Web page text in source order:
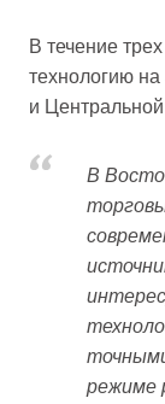
В течение
технологию на
и
В
режиме